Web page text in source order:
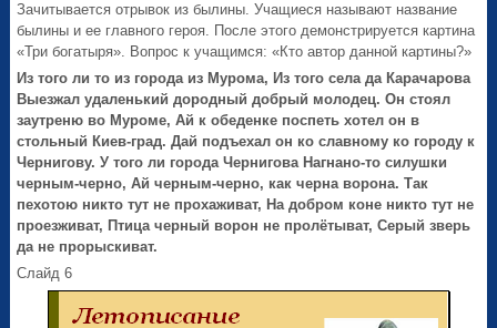
Зачитывается отрывок из былины. Учащиеся называют название
былины и ее главного героя. После этого демонстрируется картина
«Три богатыря». Вопрос к учащимся: «Кто автор данной картины?»
Из того ли то из города из Мурома, Из того села да Карачарова
Выезжал удаленький дородный добрый молодец. Он стоял
заутреню во Муроме, Ай к обеденке поспеть хотел он в
стольный Киев-град. Дай подъехал он ко славному ко городу к
Чернигову. У того ли города Чернигова Нагнано-то силушки
черным-черно, Ай черным-черно, как черна ворона. Так
пехотою никто тут не прохаживат, На добром коне никто тут не
проезживат, Птица черный ворон не пролётыват, Серый зверь
да не прорыскиват.
Слайд 6